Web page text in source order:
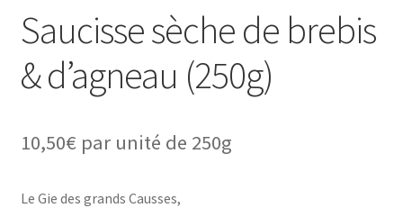
Saucisse sèche de brebis
& d’agneau (250g)
10,50€ par unité de 250g
Le Gie des grands Causses,